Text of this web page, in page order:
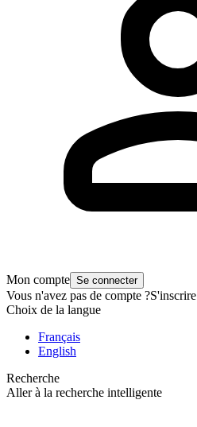
Mon compte Se connecter
Vous n'avez pas de compte ?S'inscrire
Choix de la langue
Français
English
Recherche
Aller à la recherche intelligente